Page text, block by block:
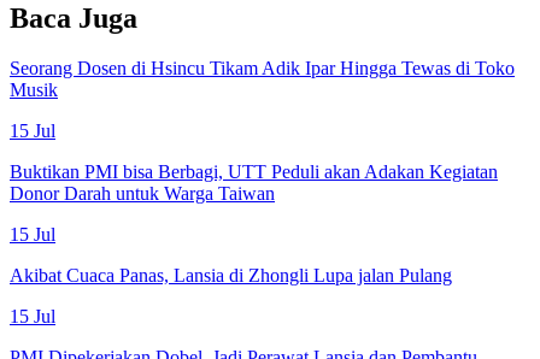
Baca Juga
Seorang Dosen di Hsincu Tikam Adik Ipar Hingga Tewas di Toko
Musik
15 Jul
Buktikan PMI bisa Berbagi, UTT Peduli akan Adakan Kegiatan
Donor Darah untuk Warga Taiwan
15 Jul
Akibat Cuaca Panas, Lansia di Zhongli Lupa jalan Pulang
15 Jul